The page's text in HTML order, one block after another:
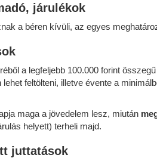
járulékok
a béren kívüli, az egyes
a legfeljebb 100.000 forint
feltölteni, illetve évente a
maga a jövedelem lesz, miután
helyett) terheli majd.
juttatások